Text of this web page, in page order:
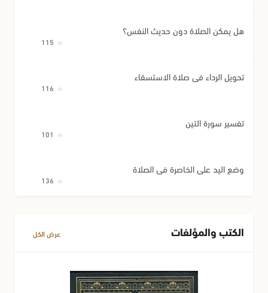
هل يمكن الصلاة دون حديث النفس؟
تحويل الرداء في صلاة الاستسقاء
تفسير سورة التين
وضع اليد على الخاصرة في الصلاة
الكتب والمؤلفات عرض الكل